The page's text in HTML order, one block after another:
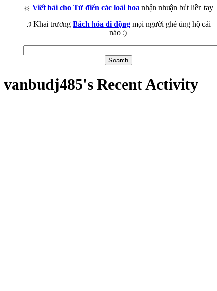
☼ Viết bài cho Từ điển các loài hoa nhận nhuận bút liền tay
♫ Khai trương Bách hóa di động mọi người ghé ủng hộ cái
nào :)
vanbudj485's Recent Activity